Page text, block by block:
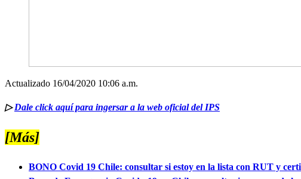
Actualizado 16/04/2020 10:06 a.m.
▷Dale click aquí para ingersar a la web oficial del IPS
[Más]
BONO Covid 19 Chile: consultar si estoy en la lista con RUT y